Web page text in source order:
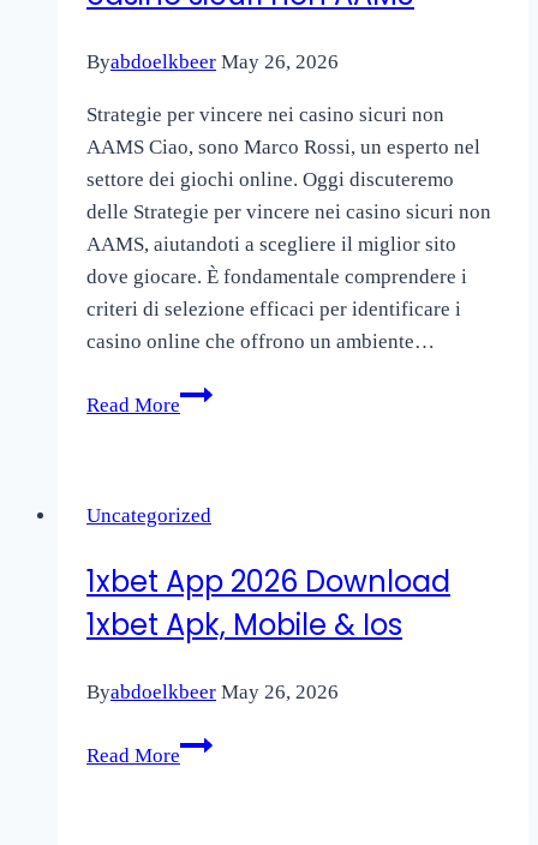
Byabdoelkbeer May 26, 2026
Strategie per vincere nei casino sicuri non
AAMS Ciao, sono Marco Rossi, un esperto nel
settore dei giochi online. Oggi discuteremo
delle Strategie per vincere nei casino sicuri non
AAMS, aiutandoti a scegliere il miglior sito
dove giocare. È fondamentale comprendere i
criteri di selezione efficaci per identificare i
casino online che offrono un ambiente…
Read More
Strategie
casino
non
AAMS
Uncategorized
1xbet App 2026 Download
1xbet Apk, Mobile & Ios
Byabdoelkbeer May 26, 2026
Read More
1xbet